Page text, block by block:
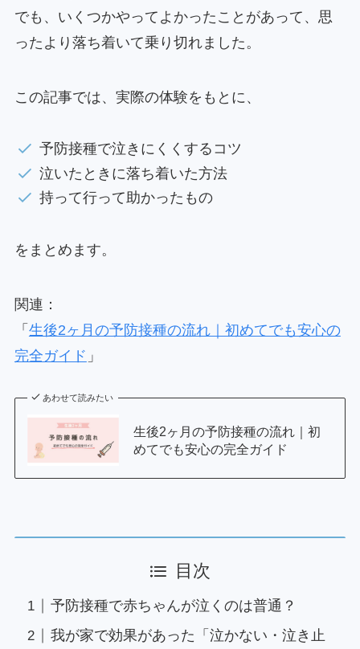
でも、いくつかやってよかったことがあって、思
ったより落ち着いて乗り切れました。
この記事では、実際の体験をもとに、
予防接種で泣きにくくするコツ
泣いたときに落ち着いた方法
持って行って助かったもの
をまとめます。
関連：
「 生後2ヶ月の予防接種の流れ｜初めてでも安心の
完全ガイド 」
あわせて読みたい
生後2ヶ月の予防接種の流れ｜初
めてでも安心の完全ガイド
目次
予防接種で赤ちゃんが泣くのは普通？
我が家で効果があった「泣かない・泣き止